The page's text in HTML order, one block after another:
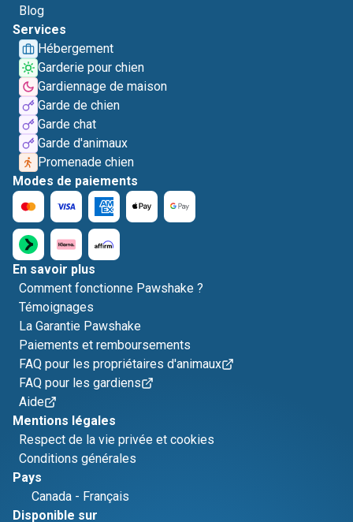
Blog
Services
Hébergement
Garderie pour chien
Gardiennage de maison
Garde de chien
Garde chat
Garde d'animaux
Promenade chien
Modes de paiements
En savoir plus
Comment fonctionne Pawshake ?
Témoignages
La Garantie Pawshake
Paiements et remboursements
FAQ pour les propriétaires d'animaux
FAQ pour les gardiens
Aide
Mentions légales
Respect de la vie privée et cookies
Conditions générales
Pays
Canada - Français
Disponible sur